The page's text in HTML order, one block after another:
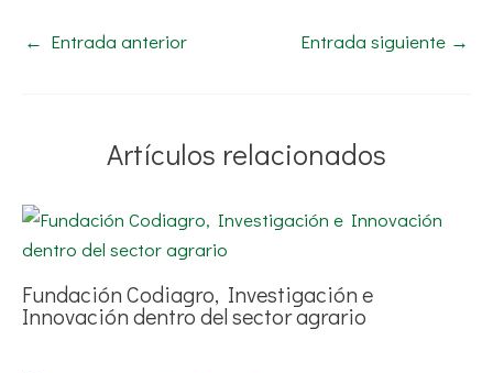
← Entrada anterior Entrada siguiente →
Artículos relacionados
Fundación Codiagro, Investigación e
Innovación dentro del sector agrario